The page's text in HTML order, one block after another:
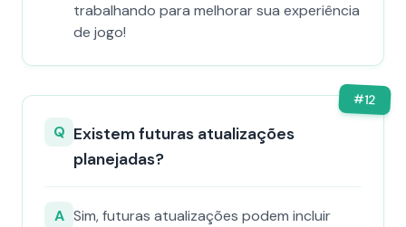
trabalhando para melhorar sua experiência
de jogo!
#12
Q Existem futuras atualizações
planejadas?
A Sim, futuras atualizações podem incluir